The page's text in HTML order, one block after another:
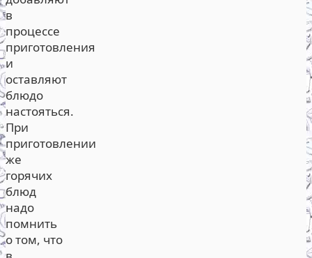
в
процессе
приготовления
и
оставляют
блюдо
настояться.
При
приготовлении
же
горячих
блюд
надо
помнить
о том, что